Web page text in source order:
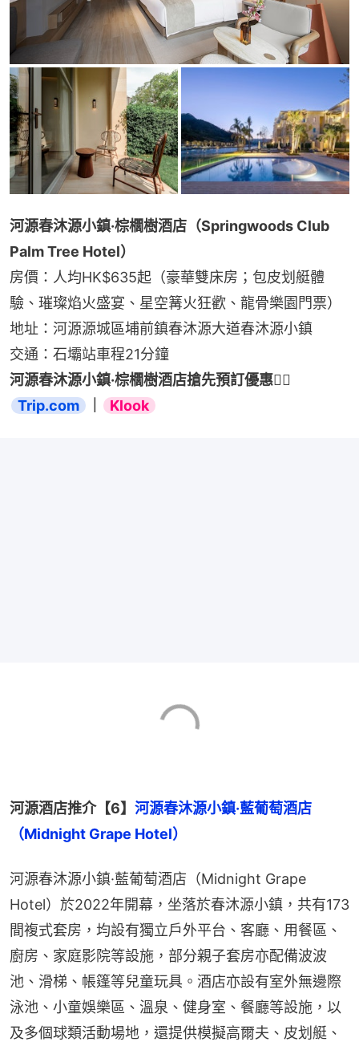
河源春沐源小鎮·棕櫚樹酒店（Springwoods Club
Palm Tree Hotel）
房價：人均HK$635起（豪華雙床房；包皮划艇體
驗、璀璨焰火盛宴、星空篝火狂歡、龍骨樂園門票）
地址：河源源城區埔前鎮春沐源大道春沐源小鎮
交通：石壩站車程21分鐘
Trip.com
Klook
河源酒店推介【6】 河源春沐源小鎮·藍葡萄酒店
（Midnight Grape Hotel）
河源春沐源小鎮·藍葡萄酒店（Midnight Grape
Hotel）於2022年開幕，坐落於春沐源小鎮，共有173
間複式套房，均設有獨立戶外平台、客廳、用餐區、
廚房、家庭影院等設施，部分親子套房亦配備波波
池、滑梯、帳篷等兒童玩具。酒店亦設有室外無邊際
泳池、小童娛樂區、溫泉、健身室、餐廳等設施，以
及多個球類活動場地，還提供模擬高爾夫、皮划艇、